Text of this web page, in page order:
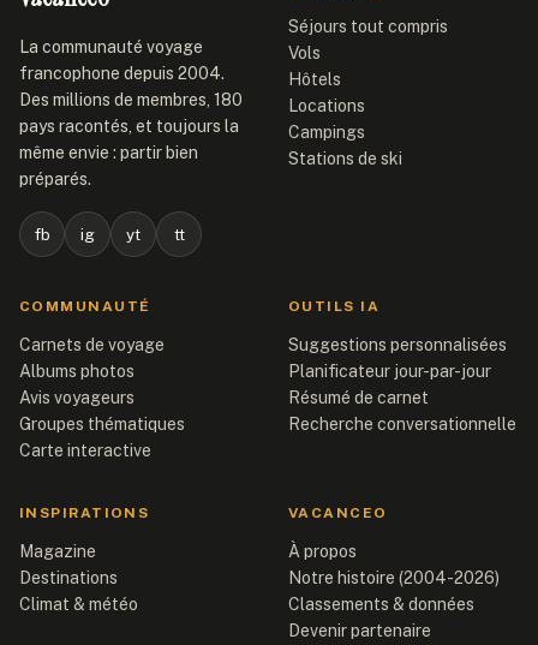
La communauté voyage
francophone depuis 2004.
Des millions de membres, 180
pays racontés, et toujours la
même envie : partir bien
préparés.
fb ig yt tt
Séjours tout compris
Vols
Hôtels
Locations
Campings
Stations de ski
COMMUNAUTÉ
Carnets de voyage
Albums photos
Avis voyageurs
Groupes thématiques
Carte interactive
OUTILS IA
Suggestions personnalisées
Planificateur jour-par-jour
Résumé de carnet
Recherche conversationnelle
INSPIRATIONS
Magazine
Destinations
Climat & météo
VACANCEO
À propos
Notre histoire (2004-2026)
Classements & données
Devenir partenaire